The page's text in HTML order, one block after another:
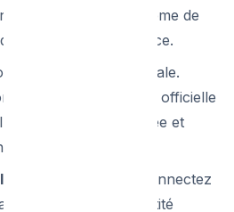
votre nouveau système de
à la mise en service.
payez la facture totale.
l'Annexe Technique officielle
dûment complétée et
:
Vous vous connectez
votre carte d'identité